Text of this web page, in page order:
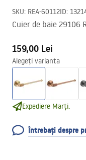
SKU: REA-60112ID:
Cuier de baie 29106
159,00 Lei
Alegeți varianta
Expediere Marți.
Întrebați despre